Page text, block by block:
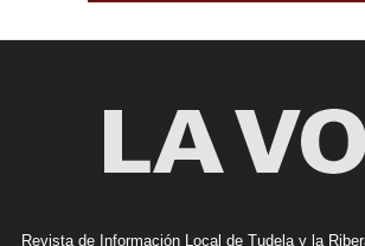
Revista de Información Local de Tudela y la